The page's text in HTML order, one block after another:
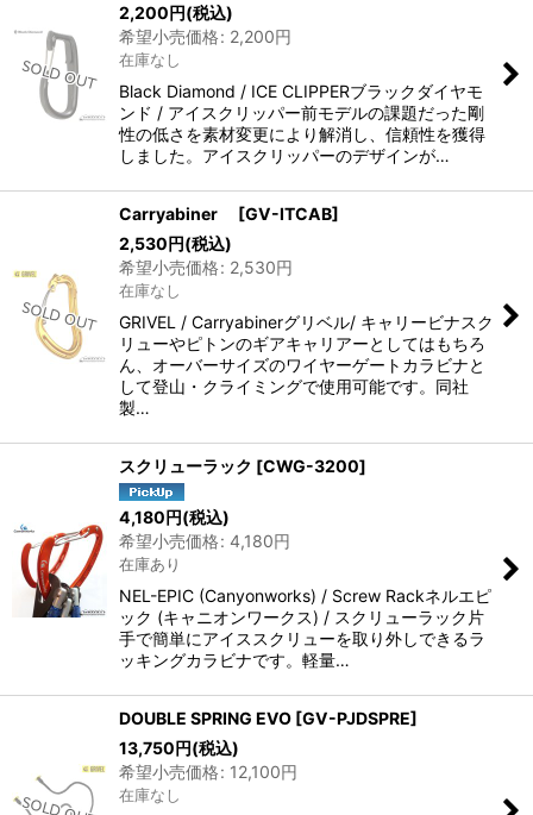
2,200円(税込)
希望小売価格: 2,200円
在庫なし
Black Diamond / ICE CLIPPERブラックダイヤモ
ンド / アイスクリッパー前モデルの課題だった剛
性の低さを素材変更により解消し、信頼性を獲得
しました。アイスクリッパーのデザインが…
Carryabiner [GV-ITCAB]
2,530円(税込)
希望小売価格: 2,530円
在庫なし
GRIVEL / Carryabinerグリベル/ キャリービナスク
リューやピトンのギアキャリアーとしてはもちろ
ん、オーバーサイズのワイヤーゲートカラビナと
して登山・クライミングで使用可能です。同社
製…
スクリューラック [CWG-3200]
4,180円(税込)
希望小売価格: 4,180円
在庫あり
NEL-EPIC (Canyonworks) / Screw Rackネルエピ
ック (キャニオンワークス) / スクリューラック片
手で簡単にアイススクリューを取り外しできるラ
ッキングカラビナです。軽量…
DOUBLE SPRING EVO [GV-PJDSPRE]
13,750円(税込)
希望小売価格: 12,100円
在庫なし